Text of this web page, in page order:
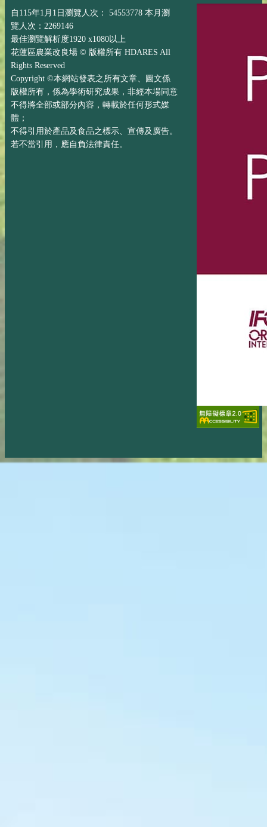
自115年1月1日瀏覽人次： 54553778 本月瀏
覽人次：2269146
最佳瀏覽解析度1920 x1080以上
花蓮區農業改良場 © 版權所有 HDARES All
Rights Reserved
Copyright ©本網站發表之所有文章、圖文係
版權所有，係為學術研究成果，非經本場同意
不得將全部或部分內容，轉載於任何形式媒
體；
不得引用於產品及食品之標示、宣傳及廣告。
若不當引用，應自負法律責任。